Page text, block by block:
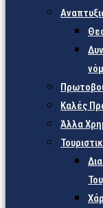
Καλές
Άλλα